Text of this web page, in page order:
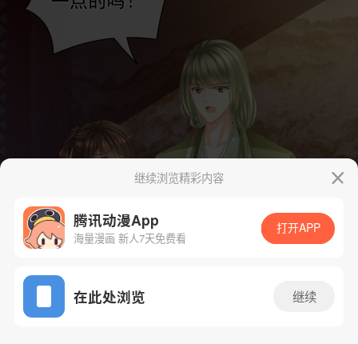
App免费看
继续浏览精彩内容
腾讯动漫App
海量漫画 新人7天免费看
打开APP
在此处浏览 继续